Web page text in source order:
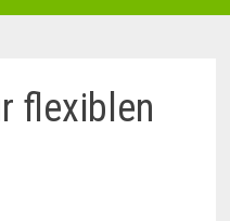
flexiblen